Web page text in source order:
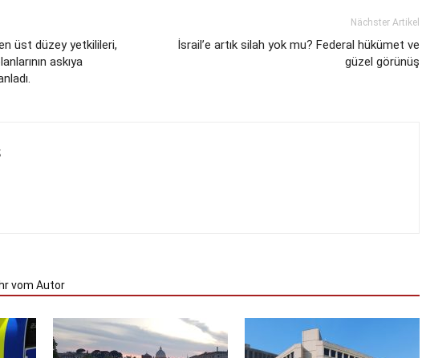
üst düzey yetkilileri,
askıya
Nächster Artikel
İsrail’e artık silah yok mu? Federal hükümet ve
güzel görünüş
vom Autor